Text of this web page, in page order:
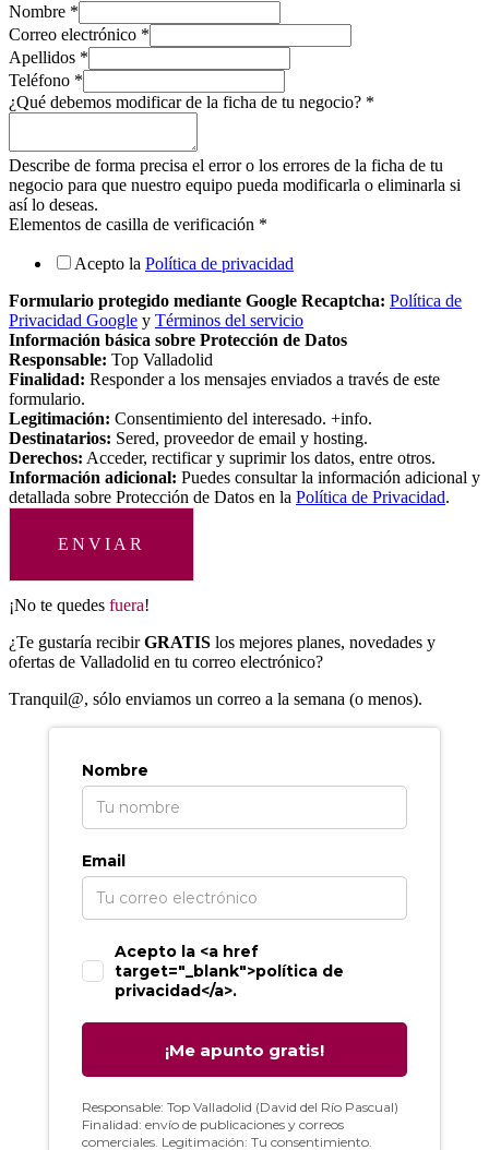
Nombre *
Correo electrónico *
Apellidos *
Teléfono *
¿Qué debemos modificar de la ficha de tu negocio? *
Describe de forma precisa el error o los errores de la ficha de tu
negocio para que nuestro equipo pueda modificarla o eliminarla si
así lo deseas.
Elementos de casilla de verificación *
Acepto la Política de privacidad
Formulario protegido mediante Google Recaptcha: Política de
Privacidad Google y Términos del servicio
Información básica sobre Protección de Datos
Responsable: Top Valladolid
Finalidad: Responder a los mensajes enviados a través de este
formulario.
Legitimación: Consentimiento del interesado. +info.
Destinatarios: Sered, proveedor de email y hosting.
Derechos: Acceder, rectificar y suprimir los datos, entre otros.
Información adicional: Puedes consultar la información adicional y
detallada sobre Protección de Datos en la Política de Privacidad.
ENVIAR
¡No te quedes fuera!
¿Te gustaría recibirGRATIS los mejores planes, novedades y
ofertas de Valladolid en tu correo electrónico?
Tranquil@, sólo enviamos un correo a la semana (o menos).